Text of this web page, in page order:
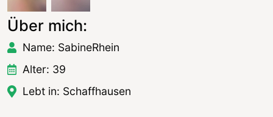
Über mich:
Name: SabineRhein
Alter: 39
Lebt in: Schaffhausen